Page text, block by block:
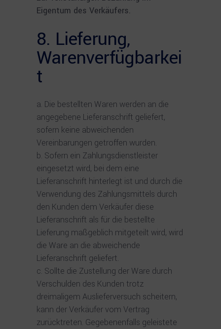
Eigentum des Verkäufers.
8. Lieferung,
Warenverfügbarkei
t
Die bestellten Waren werden an die
angegebene Lieferanschrift geliefert,
sofern keine abweichenden
Vereinbarungen getroffen wurden.
Sofern ein Zahlungsdienstleister
eingesetzt wird, bei dem eine
Lieferanschrift hinterlegt ist und durch die
Verwendung des Zahlungsmittels durch
den Kunden dem Verkäufer diese
Lieferanschrift als für die bestellte
Lieferung maßgeblich mitgeteilt wird, wird
die Ware an die abweichende
Lieferanschrift geliefert.
Sollte die Zustellung der Ware durch
Verschulden des Kunden trotz
dreimaligem Auslieferversuch scheitern,
kann der Verkäufer vom Vertrag
zurücktreten. Gegebenenfalls geleistete